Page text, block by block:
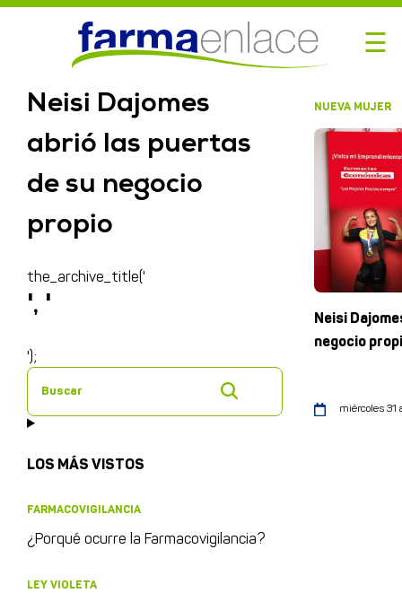
☰
Neisi Dajomes
abrió las puertas
de su negocio
propio
the_archive_title('
', '
');
Buscar
LOS MÁS VISTOS
FARMACOVIGILANCIA
¿Porqué ocurre la Farmacovigilancia?
LEY VIOLETA
NUEVA MUJER
Neisi
negocio
miércoles 31